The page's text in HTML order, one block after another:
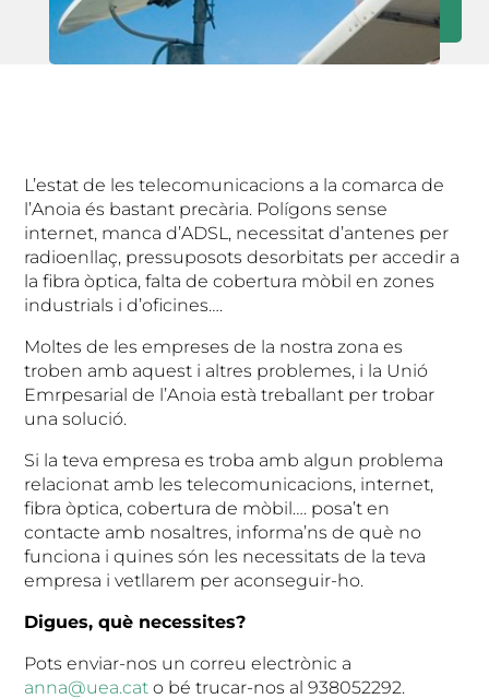
L’estat de les telecomunicacions a la comarca de
l’Anoia és bastant precària. Polígons sense
internet, manca d’ADSL, necessitat d’antenes per
radioenllaç, pressuposots desorbitats per accedir a
la fibra òptica, falta de cobertura mòbil en zones
industrials i d’oficines….
Moltes de les empreses de la nostra zona es
troben amb aquest i altres problemes, i la Unió
Emrpesarial de l’Anoia està treballant per trobar
una solució.
Si la teva empresa es troba amb algun problema
relacionat amb les telecomunicacions, internet,
fibra òptica, cobertura de mòbil…. posa’t en
contacte amb nosaltres, informa’ns de què no
funciona i quines són les necessitats de la teva
empresa i vetllarem per aconseguir-ho.
Digues, què necessites?
Pots enviar-nos un correu electrònic a
anna@uea.cat o bé trucar-nos al 938052292.